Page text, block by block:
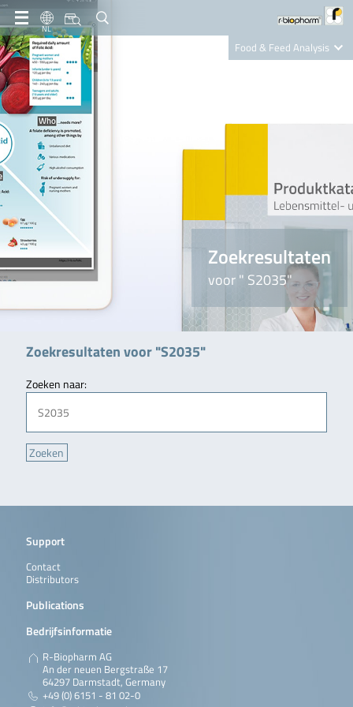
NL
Food & Feed Analysis
Nutrition Care
Zoekresultaten
voor " S2035"
Zoekresultaten voor "S2035"
Zoeken naar:
Support
Contact
Distributors
Publications
Bedrijfsinformatie
R-Biopharm AG
An der neuen Bergstraße 17
64297 Darmstadt, Germany
+49 (0) 6151 - 81 02-0